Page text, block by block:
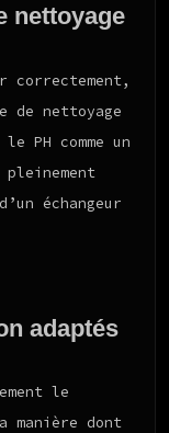
nettoyage
correctement,
nettoyage
PH comme un
échangeur
adaptés
le
manière dont